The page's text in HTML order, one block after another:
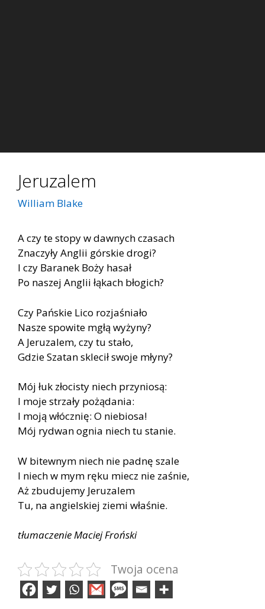
Jeruzalem
William Blake
A czy te stopy w dawnych czasach
Znaczyły Anglii górskie drogi?
I czy Baranek Boży hasał
Po naszej Anglii łąkach błogich?
Czy Pańskie Lico rozjaśniało
Nasze spowite mgłą wyżyny?
A Jeruzalem, czy tu stało,
Gdzie Szatan sklecił swoje młyny?
Mój łuk złocisty niech przyniosą:
I moje strzały pożądania:
I moją włócznię: O niebiosa!
Mój rydwan ognia niech tu stanie.
W bitewnym niech nie padnę szale
I niech w mym ręku miecz nie zaśnie,
Aż zbudujemy Jeruzalem
Tu, na angielskiej ziemi właśnie.
tłumaczenie Maciej Froński
Twoja ocena